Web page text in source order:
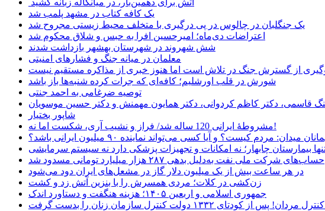
آتش برای دهمین‌بار، در میانکاله زبانه کشید
یک کافه کتاب در مشهد پلمب شد
یک جنگلبان در چالوس در پی درگیری با متخلف محیط زیستی مجروح شد
اعتراضات دی‌ماه؛ امیرحسین افرا به حبس و شلاق محکوم شد
شش شهروند در شهرستان بهشهر بازداشت شدند
معلمان در میانه جنگ و فشارهای امنیتی
از گسترش جنگ در تلاش است اما هنوز خبری از مذاکره مستقیم نیست
شورش در قلب اورشلیم؛ کافه‌ای که جرات کرده شنبه‌ها باز باشد
توصیه ضرغامی به احمد جنتی
قاسمی، دکتر کاظم کردوانی، دکتر همایون مهمنش و دکتر حسین موسویان
شاپور بختیار
مشروطۀ ایرانی 120 ساله شد/ فراز و نشیب آری، شکست اما نه!
مردم کیست؟ و آیا کسی می‌تواند نماینده ۹۰ میلیون ایرانی باشد؟
بیمارستان چابهار؛ نه امکانات و تجهیزات پزشکی دارد نه سیستم سرمایشی
حساب‌های شرکت ملی نفت به‌دلیل بدهی ۲۸۷ هزار میلیارد تومانی مسدود شد
در هر ساعت بیش از یک میلیون دلار گاز در مشعل‌های ایران دود می‌شود
زن‌کشی در کلات؛ مردی همسرش را با بنزین آتش زد و کشت
جمهوری اسلامی و اربعین ۱۴۰۵؛ هزینه هنگفت و دستاورد اندک